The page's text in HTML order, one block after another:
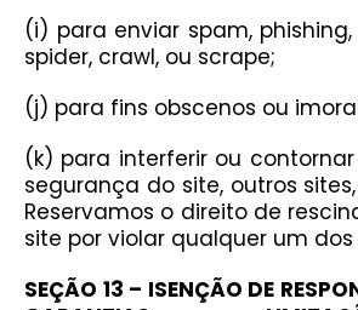
(i) para enviar spam,
spider, crawl, ou scrape;
(j) para fins obscenos ou
(k) para interferir ou
segurança do site, outros
Reservamos o direito de
site por violar qualquer um dos
SEÇÃO 13 – ISENÇÃO DE